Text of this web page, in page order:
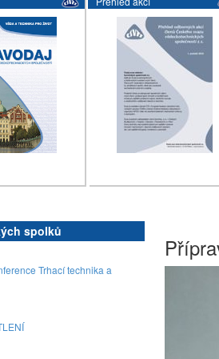
spolků
Trhací technika a